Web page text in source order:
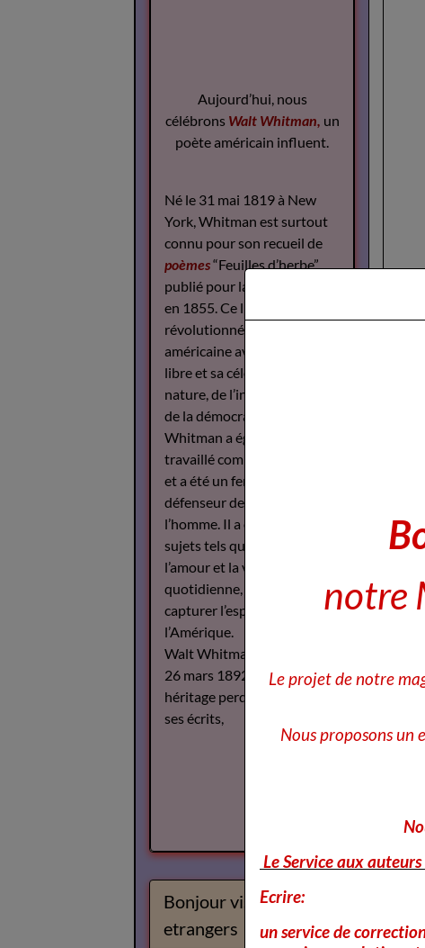
★
E-
Aujourd’hui, nous
célébrons Walt Whitman, un
poète américain influent.
Né le 31 mai 1819 à New
York, Whitman est surtout
connu pour son recueil de
poèmes“Feuilles d’herbe”,
publié pour la première fois
en 1855. Ce livre a
révolutionné la poésie
américaine avec son style
libre et sa célébration de la
nature, de l’individualité et
de la démocratie.
Whitman a également
travaillé comme journaliste
et a été un fervent
défenseur des droits de
l’homme. Il a écrit sur des
sujets tels que la guerre,
l’amour et la vie
quotidienne, cherchant à
capturer l’esprit de
l’Amérique.
Walt Whitman est décédé le
26 mars 1892, mais son
héritage perdure à travers
ses écrits,
Bonjour visiteurs
etrangers
notre
Le projet de notre
Nous proposons un
Le Service aux auteurs
Ecrire:
un service de